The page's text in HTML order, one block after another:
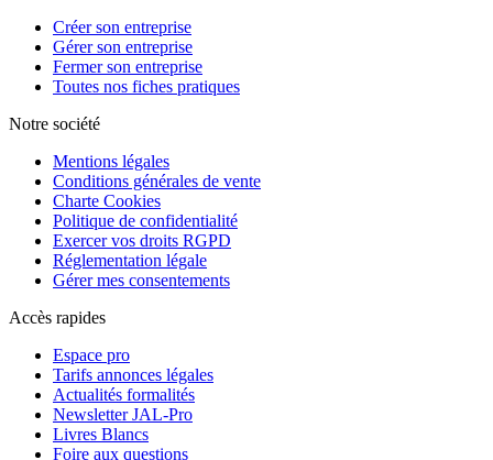
Créer son entreprise
Gérer son entreprise
Fermer son entreprise
Toutes nos fiches pratiques
Notre société
Mentions légales
Conditions générales de vente
Charte Cookies
Politique de confidentialité
Exercer vos droits RGPD
Réglementation légale
Gérer mes consentements
Accès rapides
Espace pro
Tarifs annonces légales
Actualités formalités
Newsletter JAL-Pro
Livres Blancs
Foire aux questions